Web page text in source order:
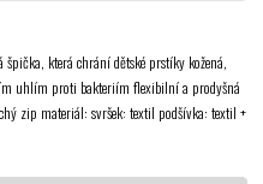
která chrání dětské prstíky kožená,
uhlím proti bakteriím flexibilní a prodyšná
zip materiál: svršek: textil podšívka: textil +